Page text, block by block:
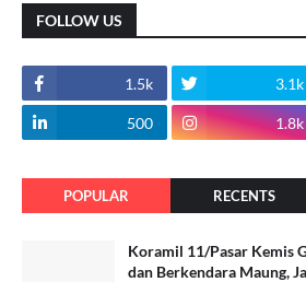
FOLLOW US
1.5k 3.1k
500 1.8k
POPULAR RECENTS
Koramil 11/Pasar Kemis
dan Berkendara Maung,